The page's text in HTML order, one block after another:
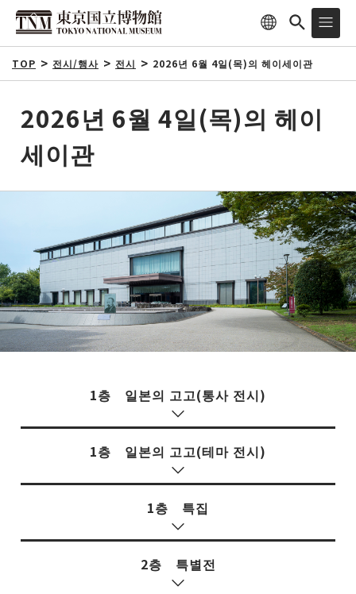
TOP 전시/행사 전시 2026년 6월 4일(목)의 헤이세이관
2026년 6월 4일(목)의 헤이
세이관
1층 일본의 고고(통사 전시)
1층 일본의 고고(테마 전시)
1층 특집
2층 특별전